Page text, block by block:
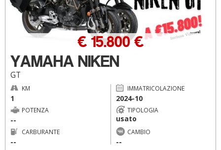
YAMAHA NIKEN
GT
€ 15.800 €
KM
1
IMMATRICOLAZIONE
2024-10
POTENZA
--
TIPOLOGIA
usato
CARBURANTE
--
CAMBIO
--